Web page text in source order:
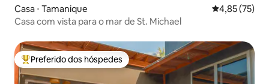
Casa ⋅ Tamanique 4,85 de uma
4,85 (75)
Casa com vista para o mar de St. Michael
Entre os melhores preferidos dos hóspedes
Preferido dos hóspedes